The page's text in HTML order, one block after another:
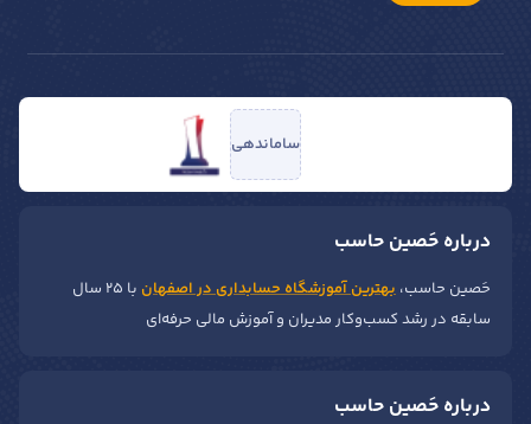
ساماندهی
درباره حَصین حاسب
حَصین حاسب، بهترین آموزشگاه حسابداری در اصفهان
با ۲۵ سال
سابقه در رشد کسب‌وکار مدیران و آموزش مالی حرفه‌ای
درباره حَصین حاسب